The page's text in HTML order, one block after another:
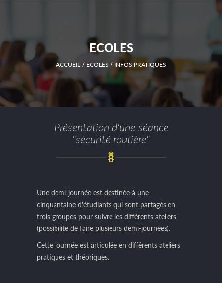
ECOLES
ACCUEIL ECOLES INFOS PRATIQUES
Présentation d'une séance
"sécurité routière"
Une demi-journée est destinée à une
cinquantaine d'étudiants qui sont partagés en
trois groupes pour suivre les différents ateliers
(possibilité de faire plusieurs demi-journées).
Cette journée est articulée en différents ateliers
pratiques et théoriques.